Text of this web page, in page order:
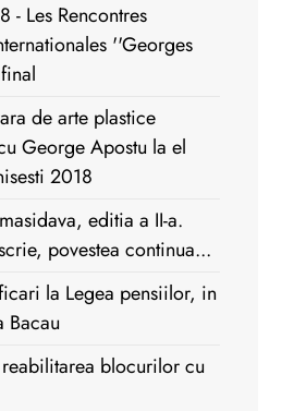
- Les Rencontres
''Georges
de arte plastice
George Apostu la el
2018
editia a II-a.
povestea continua...
la Legea pensiilor, in
Bacau
blocurilor cu